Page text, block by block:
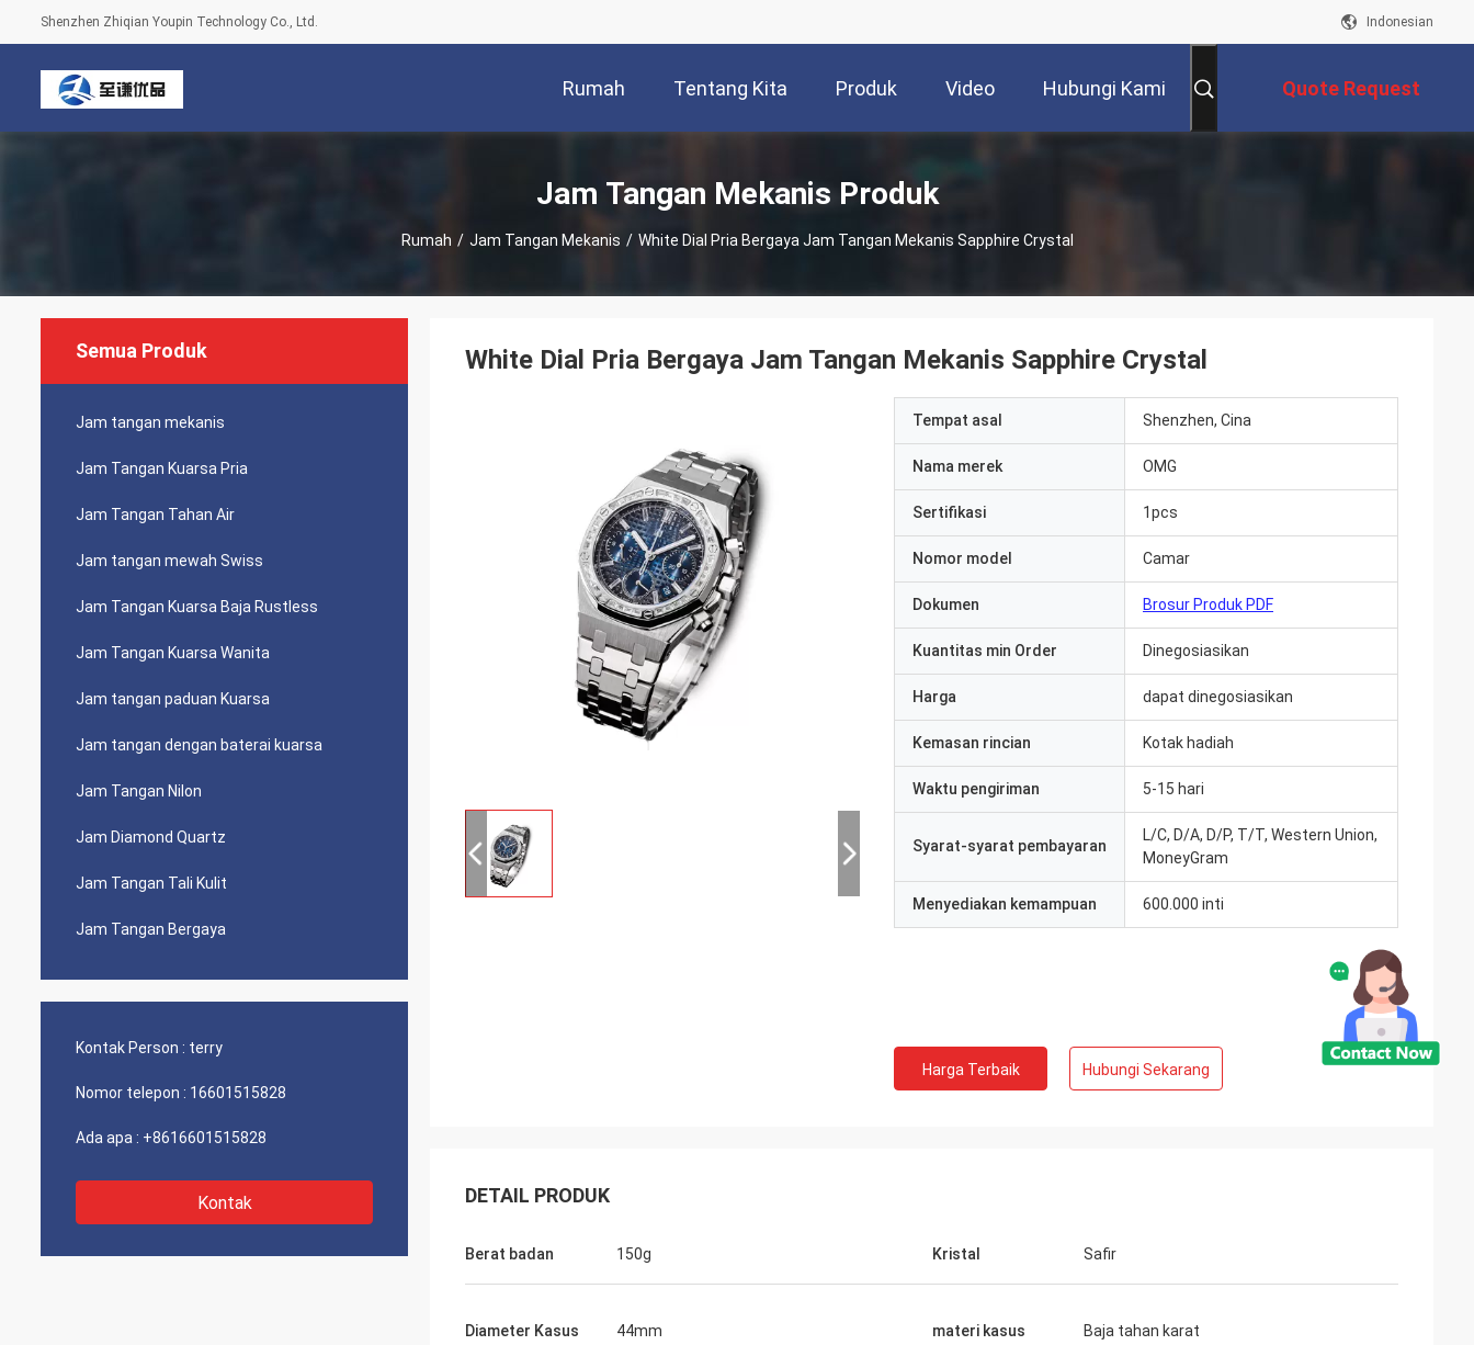
Shenzhen Zhiqian Youpin Technology Co., Ltd. Indonesian
Rumah Tentang Kita Produk Video Hubungi Kami Quote Request
Jam Tangan Mekanis Produk
Rumah / Jam Tangan Mekanis / White Dial Pria Bergaya Jam Tangan Mekanis Sapphire Crystal
Semua Produk
Jam tangan mekanis
Jam Tangan Kuarsa Pria
Jam Tangan Tahan Air
Jam tangan mewah Swiss
Jam Tangan Kuarsa Baja Rustless
Jam Tangan Kuarsa Wanita
Jam tangan paduan Kuarsa
Jam tangan dengan baterai kuarsa
Jam Tangan Nilon
Jam Diamond Quartz
Jam Tangan Tali Kulit
Jam Tangan Bergaya
Kontak Person : terry
Nomor telepon : 16601515828
Ada apa : +8616601515828
Kontak
White Dial Pria Bergaya Jam Tangan Mekanis Sapphire Crystal
Tempat asal Shenzhen, Cina
Nama merek OMG
Sertifikasi 1pcs
Nomor model Camar
Dokumen Brosur Produk PDF
Kuantitas min Order Dinegosiasikan
Harga dapat dinegosiasikan
Kemasan rincian Kotak hadiah
Waktu pengiriman 5-15 hari
Syarat-syarat pembayaran
L/C, D/A, D/P, T/T, Western Union,
MoneyGram
Menyediakan kemampuan 600.000 inti
Harga Terbaik Hubungi Sekarang
DETAIL PRODUK
Berat badan 150g Kristal Safir
Diameter Kasus 44mm materi kasus Baja tahan karat